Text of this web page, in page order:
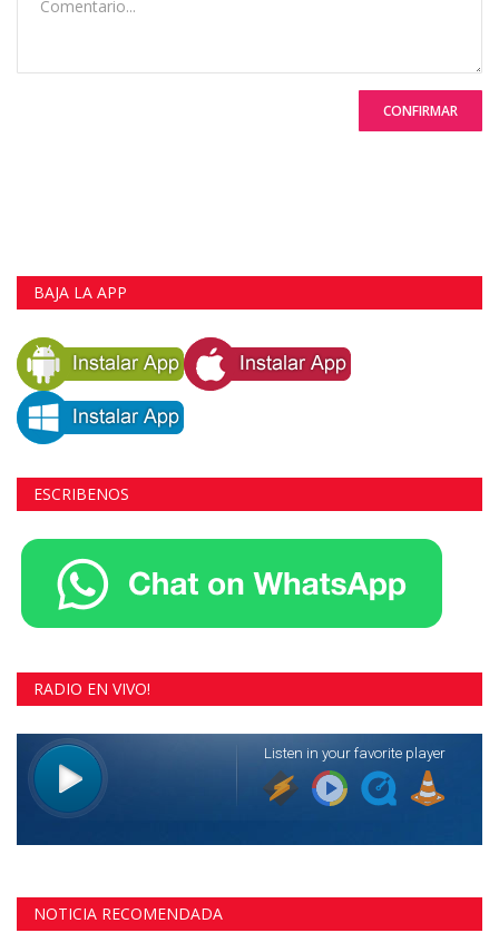
CONFIRMAR
BAJA LA APP
ESCRIBENOS
RADIO EN VIVO!
NOTICIA RECOMENDADA